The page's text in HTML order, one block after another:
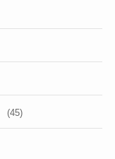
(45)